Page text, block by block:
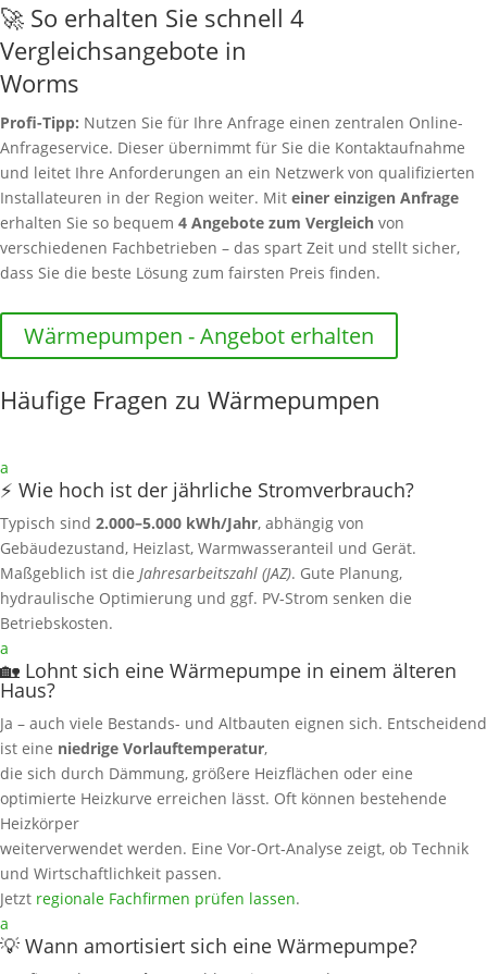
🚀 So erhalten Sie schnell 4
Vergleichsangebote in
Worms
Profi-Tipp: Nutzen Sie für Ihre Anfrage einen zentralen Online-
Anfrageservice. Dieser übernimmt für Sie die Kontaktaufnahme
und leitet Ihre Anforderungen an ein Netzwerk von qualifizierten
Installateuren in der Region weiter. Mit einer einzigen Anfrage
erhalten Sie so bequem 4 Angebote zum Vergleich von
verschiedenen Fachbetrieben – das spart Zeit und stellt sicher,
dass Sie die beste Lösung zum fairsten Preis finden.
Wärmepumpen - Angebot erhalten
Häufige Fragen zu Wärmepumpen
a
⚡ Wie hoch ist der jährliche Stromverbrauch?
Typisch sind 2.000–5.000 kWh/Jahr, abhängig von
Gebäudezustand, Heizlast, Warmwasseranteil und Gerät.
Maßgeblich ist die Jahresarbeitszahl (JAZ). Gute Planung,
hydraulische Optimierung und ggf. PV‑Strom senken die
Betriebskosten.
a
🏡 Lohnt sich eine Wärmepumpe in einem älteren
Haus?
Ja – auch viele Bestands- und Altbauten eignen sich. Entscheidend
ist eine niedrige Vorlauftemperatur,
die sich durch Dämmung, größere Heizflächen oder eine
optimierte Heizkurve erreichen lässt. Oft können bestehende
Heizkörper
weiterverwendet werden. Eine Vor-Ort‑Analyse zeigt, ob Technik
und Wirtschaftlichkeit passen.
Jetzt regionale Fachfirmen prüfen lassen.
a
💡 Wann amortisiert sich eine Wärmepumpe?